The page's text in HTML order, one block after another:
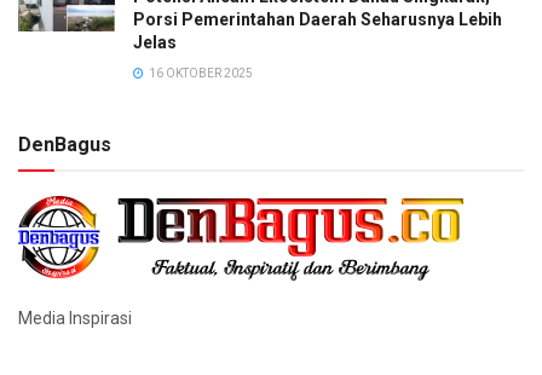
Porsi Pemerintahan Daerah Seharusnya Lebih
Jelas
16 OKTOBER 2025
DenBagus
Media Inspirasi